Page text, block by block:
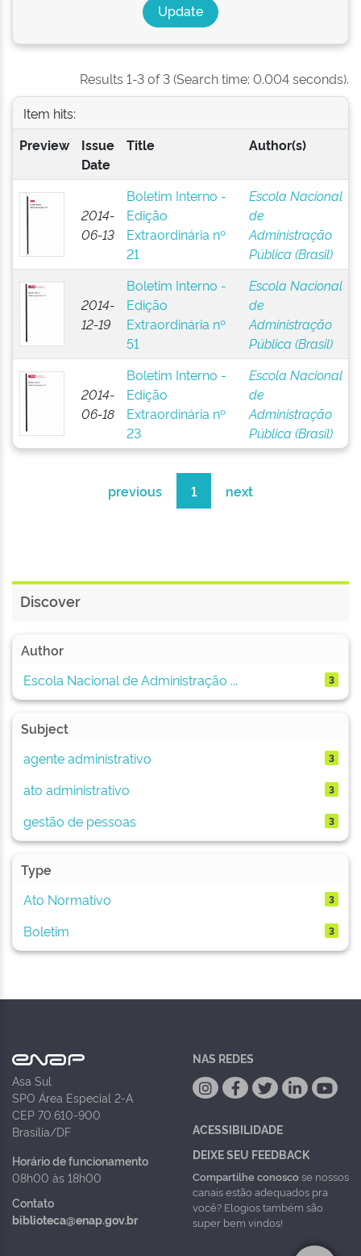
Results 1-3 of 3 (Search time: 0.004 seconds).
Item hits:
Preview
Issue
Date
Title Author(s)
2014-
06-13
Boletim Interno -
Edição
Extraordinária nº
21
Escola Nacional
de
Administração
Pública (Brasil)
2014-
12-19
Boletim Interno -
Edição
Extraordinária nº
51
Escola Nacional
de
Administração
Pública (Brasil)
2014-
06-18
Boletim Interno -
Edição
Extraordinária nº
23
Escola Nacional
de
Administração
Pública (Brasil)
previous 1 next
Discover
Author
Escola Nacional de Administração ...
3
Subject
agente administrativo
3
ato administrativo 3
gestão de pessoas 3
Type
Ato Normativo
3
Boletim 3
Asa Sul
SPO Área Especial 2-A
CEP 70.610-900
Brasília/DF
Horário de funcionamento
08h00 às 18h00
Contato
biblioteca@enap.gov.br
NAS REDES
ACESSIBILIDADE
DEIXE SEU FEEDBACK
Compartilhe conoscose nossos
canais estão adequados pra
você? Elogios também são
super bem vindos!